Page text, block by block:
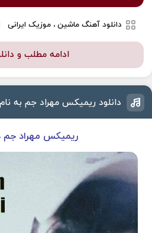
دانلود آهنگ ماشین ، موزیک ایرانی
ادامه مطلب و
دانلود ریمیکس مهراد جم به
ریمیکس مهراد جم